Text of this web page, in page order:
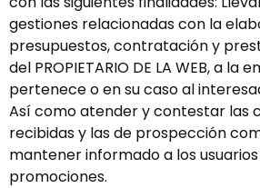
gestiones relacionadas con la
presupuestos, contratación y
del PROPIETARIO DE LA WEB, a la
pertenece o en su caso al
Así como atender y contestar las
recibidas y las de prospección
mantener informado a los
promociones.